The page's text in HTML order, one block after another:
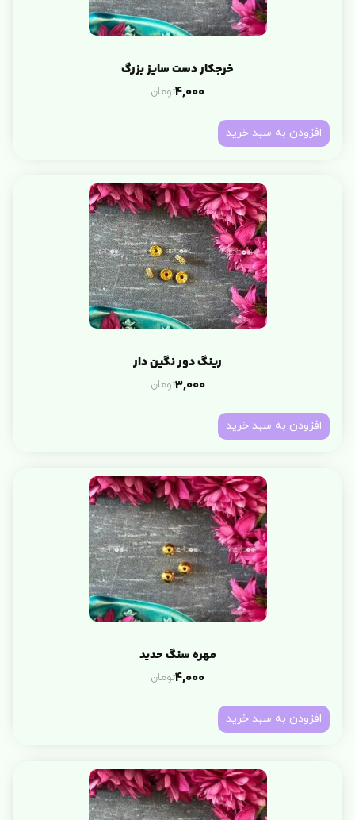
خرجکار دست سایز بزرگ
4,000تومان
افزودن به سبد خرید
رینگ دور نگین دار
3,000تومان
افزودن به سبد خرید
مهره سنگ حدید
4,000تومان
افزودن به سبد خرید